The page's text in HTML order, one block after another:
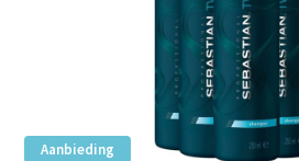
Aanbieding